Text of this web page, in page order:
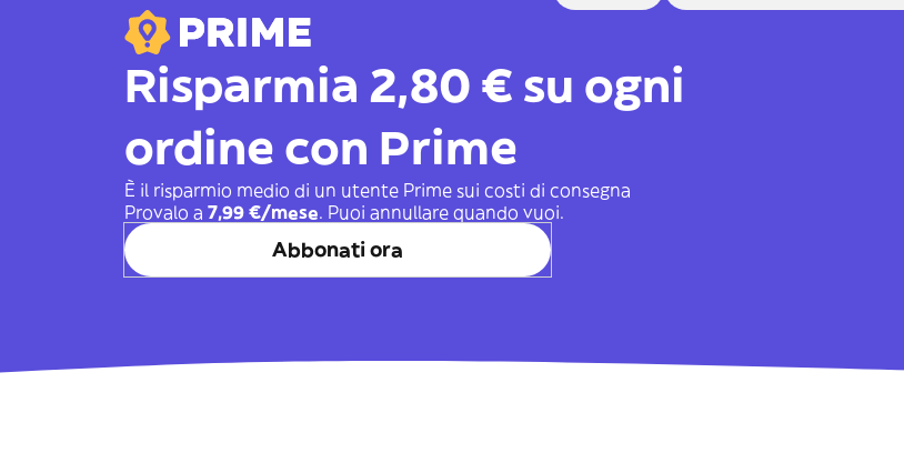
Risparmia 2,80 € su ogni
ordine con Prime
È il risparmio medio di un utente Prime sui costi di consegna
Provalo a 7,99 €/mese. Puoi annullare quando vuoi.
Abbonati ora